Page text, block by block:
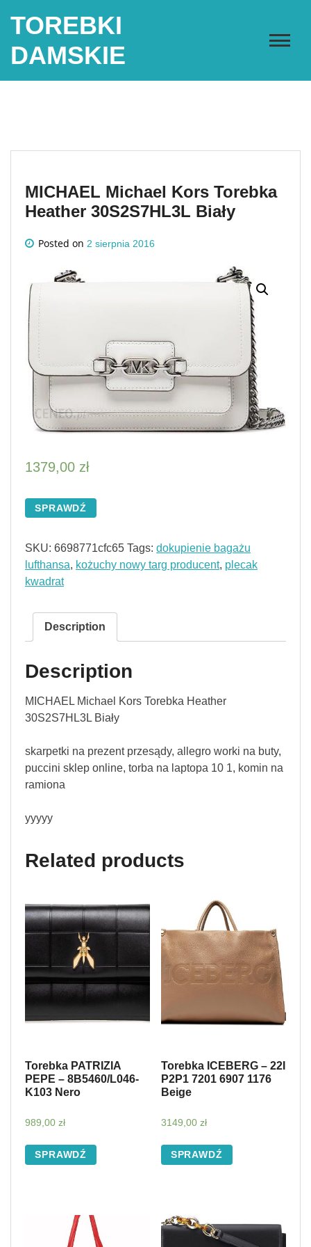
TOREBKI
DAMSKIE
MICHAEL Michael Kors Torebka
Heather 30S2S7HL3L Biały
Posted on 2 sierpnia 2016
1379,00 zł
SPRAWDŹ
SKU: 6698771cfc65 Tags: dokupienie bagażu
lufthansa, kożuchy nowy targ producent, plecak
kwadrat
Description
Description
MICHAEL Michael Kors Torebka Heather
30S2S7HL3L Biały
skarpetki na prezent przesądy, allegro worki na buty,
puccini sklep online, torba na laptopa 10 1, komin na
ramiona
yyyyy
Related products
Torebka PATRIZIA
PEPE – 8B5460/L046-
K103 Nero
989,00 zł
SPRAWDŹ
Torebka ICEBERG – 22I
P2P1 7201 6907 1176
Beige
3149,00 zł
SPRAWDŹ